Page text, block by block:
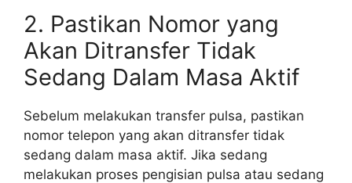
2. Pastikan Nomor yang
Akan Ditransfer Tidak
Sedang Dalam Masa Aktif
Sebelum melakukan transfer pulsa, pastikan
nomor telepon yang akan ditransfer tidak
sedang dalam masa aktif. Jika sedang
melakukan proses pengisian pulsa atau sedang